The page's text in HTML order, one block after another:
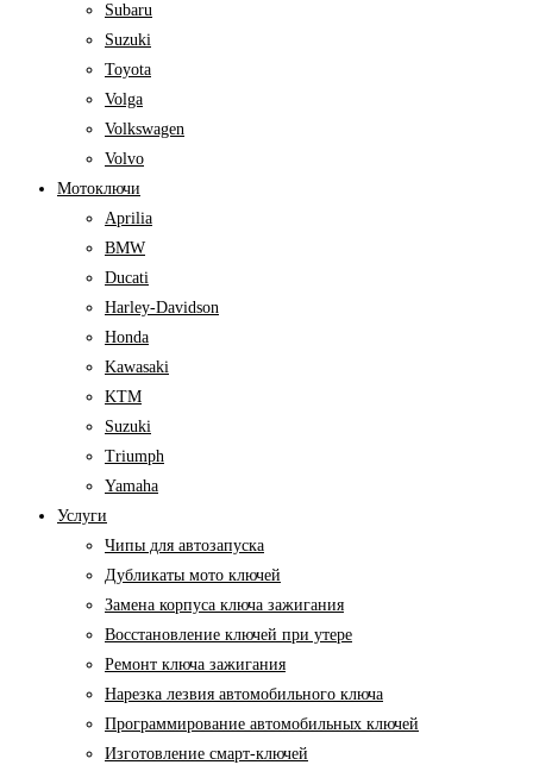
Subaru
Suzuki
Toyota
Volga
Volkswagen
Volvo
Мотоключи
Aprilia
BMW
Ducati
Harley-Davidson
Honda
Kawasaki
KTM
Suzuki
Triumph
Yamaha
Услуги
Чипы для автозапуска
Дубликаты мото ключей
Замена корпуса ключа зажигания
Восстановление ключей при утере
Ремонт ключа зажигания
Нарезка лезвия автомобильного ключа
Программирование автомобильных ключей
Изготовление смарт-ключей